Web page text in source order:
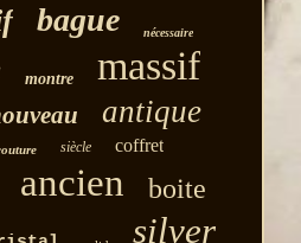
bague nécessaire
montre massif
antique
siècle coffret
ancien boite
silver